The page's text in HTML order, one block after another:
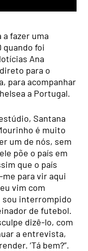
a fazer uma
quando foi
Ana
para o
para acompanhar
a Portugal.
Santana
é muito
um de nós, sem
põe o país em
que o país
para vir aqui
vim com
sou interrompido
de futebol.
dizê-lo, com
a entrevista,
‘Tá bem?”.